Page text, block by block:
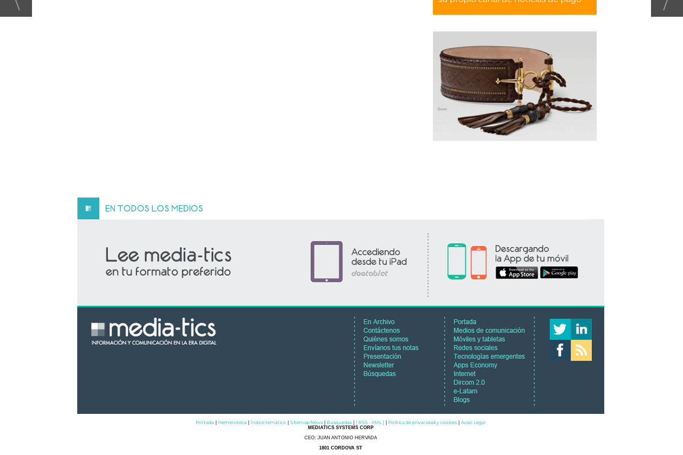
Portada Hemeroteca Índice temático Sitemap News Búsquedas [ RSS - XML ] Política de privacidad y cookies Aviso Legal
MEDIATICS SYSTEMS CORP
CEO: JUAN ANTONIO HERVADA
1801 CORDOVA ST